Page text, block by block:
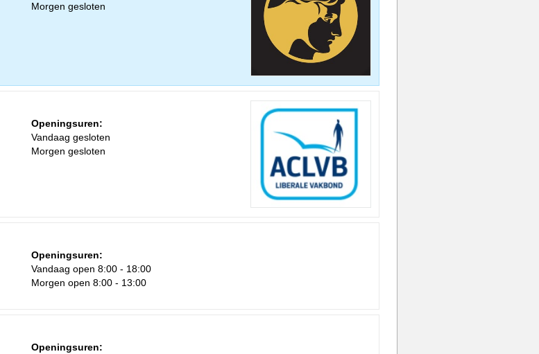
Morgen gesloten
Openingsuren:
Vandaag gesloten
Morgen gesloten
Openingsuren:
Vandaag open 8:00 - 18:00
Morgen open 8:00 - 13:00
Openingsuren: